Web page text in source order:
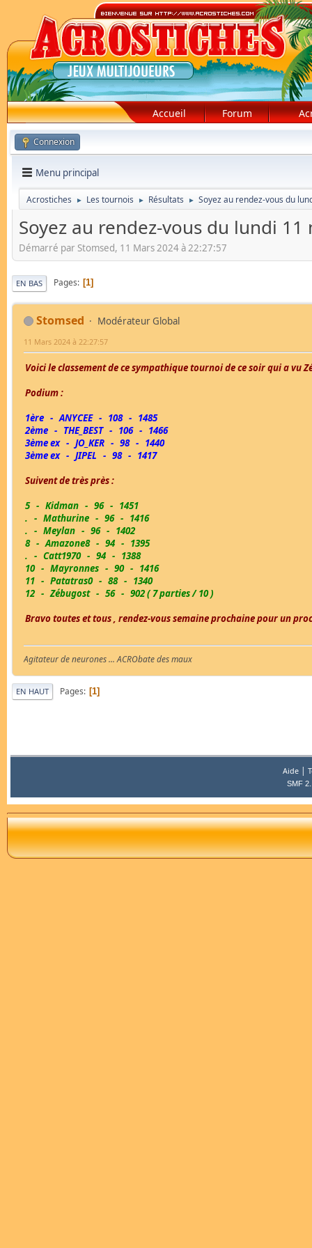
Accueil Forum
Connexion
Menu principal
Acrostiches ► Les tournois ► Résultats ► Soyez au rendez-vous du
Soyez au rendez-vous du lundi
Démarré par Stomsed, 11 Mars 2024 à 22:27:57
EN BAS Pages 1
Stomsed Modérateur Global
11 Mars 2024 à 22:27:57
Voici le classement de ce sympathique tournoi de ce soir qui a vu
Podium :
1ère - ANYCEE - 108 - 1485
2ème - THE_BEST - 106 - 1466
3ème ex - JO_KER - 98 - 1440
3ème ex - JIPEL - 98 - 1417
Suivent de très près :
5 - Kidman - 96 - 1451
. - Mathurine - 96 - 1416
. - Meylan - 96 - 1402
8 - Amazone8 - 94 - 1395
. - Catt1970 - 94 - 1388
10 - Mayronnes - 90 - 1416
11 - Patatras0 - 88 - 1340
12 - Zébugost - 56 - 902 ( 7 parties / 10 )
Bravo toutes et tous , rendez-vous semaine prochaine pour un
Agitateur de neurones ... ACRObate des maux
EN HAUT Pages 1
Aide|
SMF